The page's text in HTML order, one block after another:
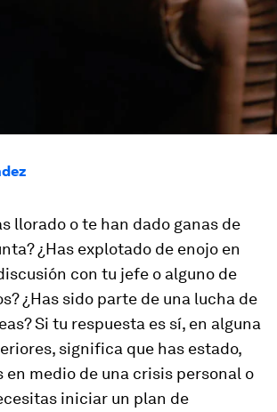
llorado o te han dado ganas de
¿Has explotado de enojo en
con tu jefe o alguno de
¿Has sido parte de una lucha de
Si tu respuesta es sí, en alguna
significa que has estado,
en medio de una crisis personal o
iniciar un plan de